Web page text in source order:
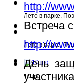
Лето в парке.
Лето в парке.
10.jpg
http://
Встреча
http://
День